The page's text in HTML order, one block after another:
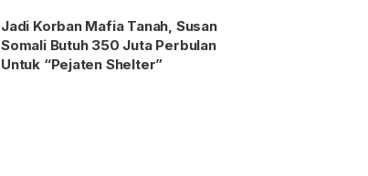
Jadi Korban Mafia Tanah, Susan
Somali Butuh 350 Juta Perbulan
Untuk “Pejaten Shelter”